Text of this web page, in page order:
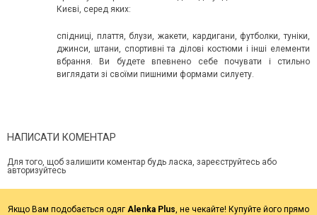
Києві, серед яких:
спідниці, плаття, блузи, жакети, кардигани, футболки, туніки,
джинси, штани, спортивні та ділові костюми і інші елементи
вбрання. Ви будете впевнено себе почувати і стильно
виглядати зі своїми пишними формами силуету.
НАПИСАТИ КОМЕНТАР
Для того, щоб залишити коментар будь ласка, зареєструйтесь або
авторизуйтесь
Якщо Вам подобається одяг Alenka Plus, не чекайте! Купуйте його прямо